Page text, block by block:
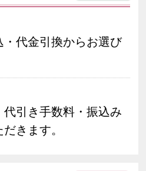
代金引換からお選び
引き手数料・振込み
きます。